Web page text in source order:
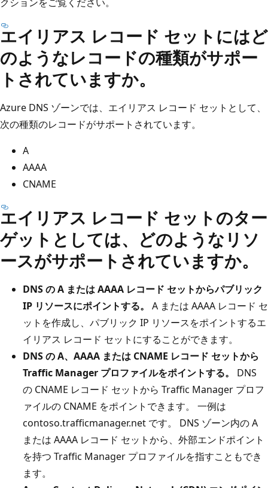
エイリアス レコード セットにはど
のようなレコードの種類がサポー
トされていますか。
Azure DNS ゾーンでは、エイリアス レコード セットとして、
次の種類のレコードがサポートされています。
A
AAAA
CNAME
エイリアス レコード セットのター
ゲットとしては、どのようなリソ
ースがサポートされていますか。
DNS の A または AAAA レコード セットからパブリック
IP リソースにポイントする。
A または AAAA レコード セ
ットを作成し、パブリック IP リソースをポイントするエ
イリアス レコード セットにすることができます。
DNS の A、AAAA または CNAME レコード セットから
Traffic Manager プロファイルをポイントする。
DNS
の CNAME レコード セットから Traffic Manager プロフ
ァイルの CNAME をポイントできます。 一例は
contoso.trafficmanager.net です。 DNS ゾーン内の A
または AAAA レコード セットから、外部エンドポイント
を持つ Traffic Manager プロファイルを指すこともでき
ます。